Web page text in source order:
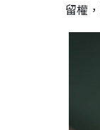
留權